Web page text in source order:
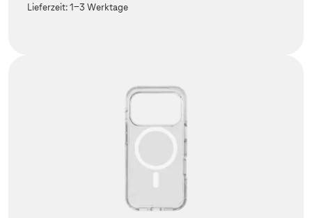
Lieferzeit:1-3 Werktage